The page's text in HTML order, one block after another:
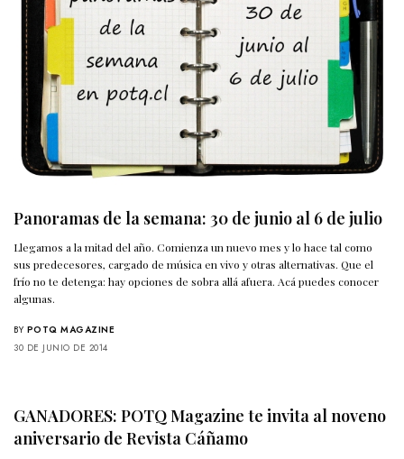
Panoramas de la semana: 30 de junio al 6 de julio
Llegamos a la mitad del año. Comienza un nuevo mes y lo hace tal como
sus predecesores, cargado de música en vivo y otras alternativas. Que el
frío no te detenga: hay opciones de sobra allá afuera. Acá puedes conocer
algunas.
BY POTQ MAGAZINE
30 DE JUNIO DE 2014
GANADORES: POTQ Magazine te invita al noveno
aniversario de Revista Cáñamo